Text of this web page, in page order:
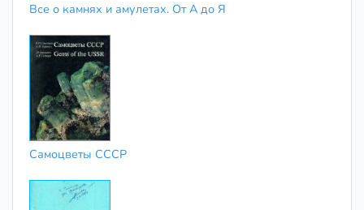
Все о камнях и амулетах. От А до Я
Самоцветы СССР